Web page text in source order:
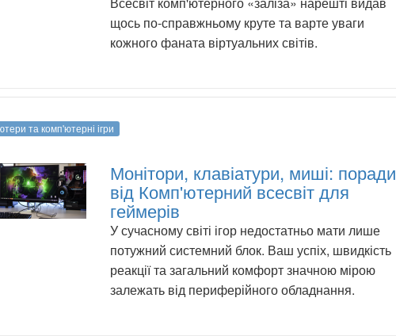
щось по-справжньому круте та варте уваги
кожного фаната віртуальних світів.
та комп'ютерні ігри
Монітори, клавіатури, миші: поради
від Комп'ютерний всесвіт для
геймерів
У сучасному світі ігор недостатньо мати лише
потужний системний блок. Ваш успіх, швидкість
реакції та загальний комфорт значною мірою
залежать від периферійного обладнання.